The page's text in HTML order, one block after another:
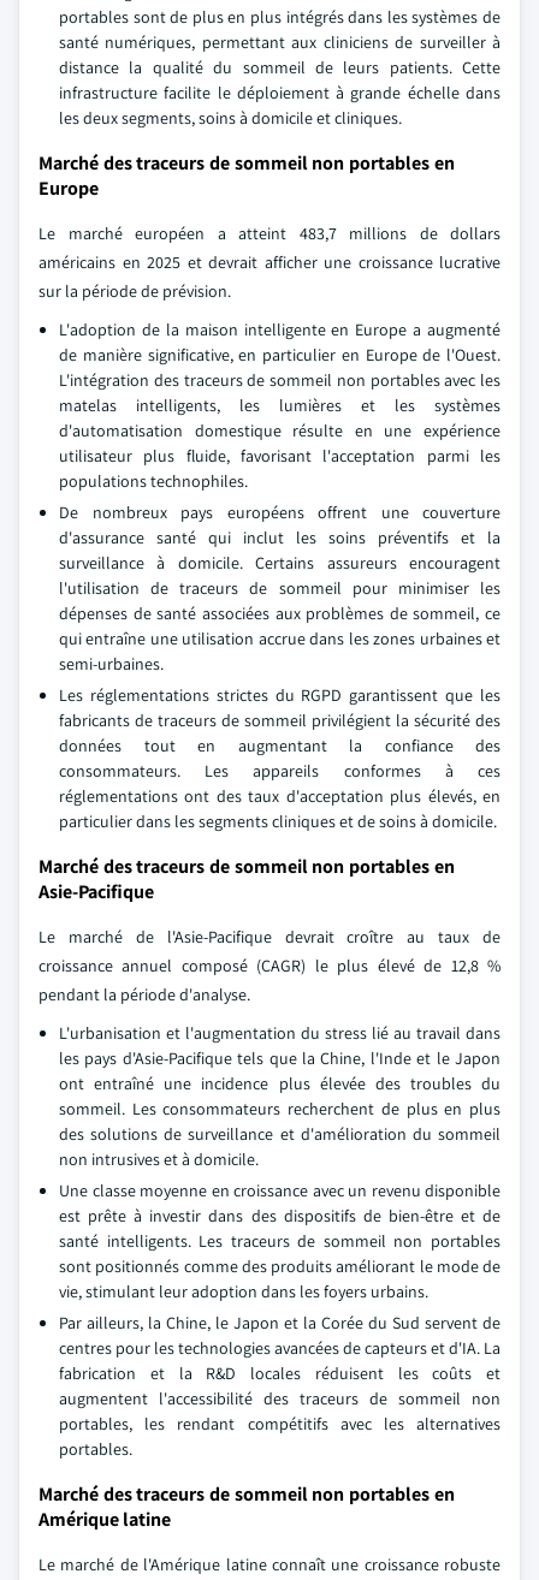
portables sont de plus en plus intégrés dans les systèmes de
santé numériques, permettant aux cliniciens de surveiller à
distance la qualité du sommeil de leurs patients. Cette
infrastructure facilite le déploiement à grande échelle dans
les deux segments, soins à domicile et cliniques.
Marché des traceurs de sommeil non portables en
Europe
Le marché européen a atteint 483,7 millions de dollars
américains en 2025 et devrait afficher une croissance lucrative
sur la période de prévision.
L'adoption de la maison intelligente en Europe a augmenté
de manière significative, en particulier en Europe de l'Ouest.
L'intégration des traceurs de sommeil non portables avec les
matelas intelligents, les lumières et les systèmes
d'automatisation domestique résulte en une expérience
utilisateur plus fluide, favorisant l'acceptation parmi les
populations technophiles.
De nombreux pays européens offrent une couverture
d'assurance santé qui inclut les soins préventifs et la
surveillance à domicile. Certains assureurs encouragent
l'utilisation de traceurs de sommeil pour minimiser les
dépenses de santé associées aux problèmes de sommeil, ce
qui entraîne une utilisation accrue dans les zones urbaines et
semi-urbaines.
Les réglementations strictes du RGPD garantissent que les
fabricants de traceurs de sommeil privilégient la sécurité des
données tout en augmentant la confiance des
consommateurs. Les appareils conformes à ces
réglementations ont des taux d'acceptation plus élevés, en
particulier dans les segments cliniques et de soins à domicile.
Marché des traceurs de sommeil non portables en
Asie-Pacifique
Le marché de l'Asie-Pacifique devrait croître au taux de
croissance annuel composé (CAGR) le plus élevé de 12,8 %
pendant la période d'analyse.
L'urbanisation et l'augmentation du stress lié au travail dans
les pays d'Asie-Pacifique tels que la Chine, l'Inde et le Japon
ont entraîné une incidence plus élevée des troubles du
sommeil. Les consommateurs recherchent de plus en plus
des solutions de surveillance et d'amélioration du sommeil
non intrusives et à domicile.
Une classe moyenne en croissance avec un revenu disponible
est prête à investir dans des dispositifs de bien-être et de
santé intelligents. Les traceurs de sommeil non portables
sont positionnés comme des produits améliorant le mode de
vie, stimulant leur adoption dans les foyers urbains.
Par ailleurs, la Chine, le Japon et la Corée du Sud servent de
centres pour les technologies avancées de capteurs et d'IA. La
fabrication et la R&D locales réduisent les coûts et
augmentent l'accessibilité des traceurs de sommeil non
portables, les rendant compétitifs avec les alternatives
portables.
Marché des traceurs de sommeil non portables en
Amérique latine
Le marché de l'Amérique latine connaît une croissance robuste